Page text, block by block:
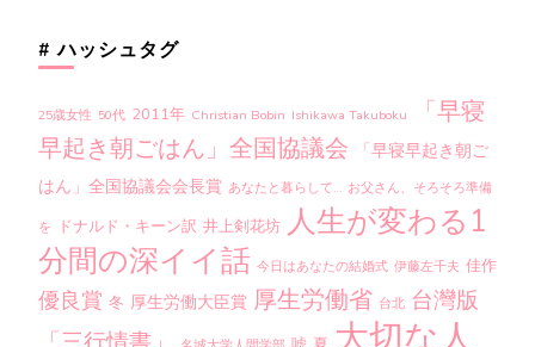
# ハッシュタグ
25歳女性 50代 2011年 Christian Bobin Ishikawa Takuboku
「早寝
早起き朝ごはん」全国協議会
「早寝早起き朝ご
はん」全国協議会会長賞 あなたと暮らして… お父さん、そろそろ準備
を ドナルド・キーン訳 井上剣花坊 人生が変わる1
分間の深イイ話 今日はあなたの結婚式 伊藤左千夫 佳作
優良賞 冬 厚生労働大臣賞 厚生労働省 台北 台灣版
大切な人